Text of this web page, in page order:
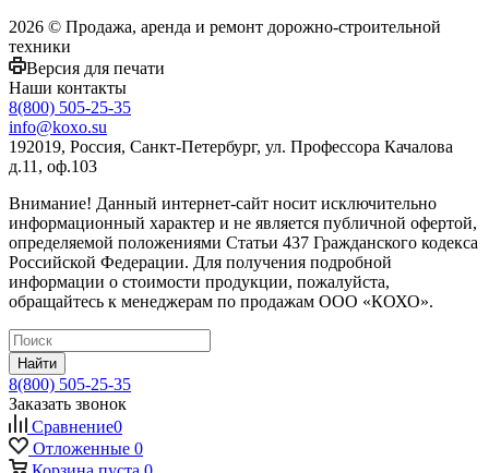
2026 © Продажа, аренда и ремонт дорожно-строительной
техники
Версия для печати
Наши контакты
8(800) 505-25-35
info@koxo.su
192019, Россия, Санкт-Петербург, ул. Профессора Качалова
д.11, оф.103
Внимание! Данный интернет-сайт носит исключительно
информационный характер и не является публичной офертой,
определяемой положениями Статьи 437 Гражданского кодекса
Российской Федерации. Для получения подробной
информации о стоимости продукции, пожалуйста,
обращайтесь к менеджерам по продажам ООО «КОХО».
Найти
8(800) 505-25-35
Заказать звонок
Сравнение0
Отложенные 0